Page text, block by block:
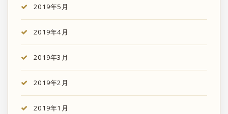
2019年5月
2019年4月
2019年3月
2019年2月
2019年1月